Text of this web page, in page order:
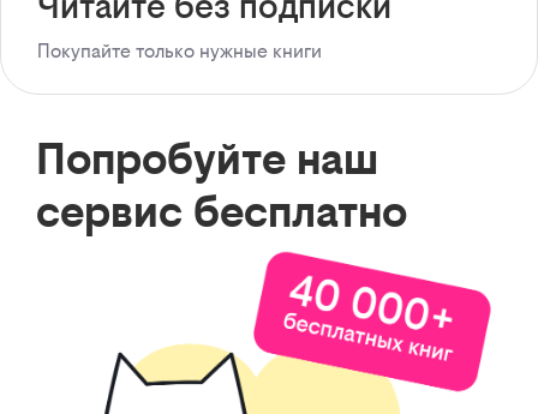
Покупайте только нужные книги
Попробуйте наш
сервис бесплатно